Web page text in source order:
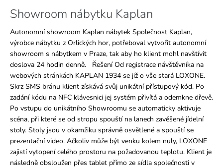
Showroom nábytku Kaplan
Autonomní showroom Kaplan nábytek Společnost Kaplan,
výrobce nábytku z Orlických hor, potřeboval vytvořit autonomní
showroom s nábytkem v Praze, tak aby ho klient mohl navštívit
doslova 24 hodin denně. Řešení Od registrace návštěvníka na
webových stránkách KAPLAN 1934 se již o vše stará LOXONE.
Skrz SMS bránu klient získává svůj unikátní přístupový kód. Po
zadání kódu na NFC klávesnici jej systém přivítá a odemkne dřevě.
Po vstupu do unikátního Showroomu se automaticky aktivuje
scéna, při které se od stropu spouští na lanech zavěšené jídelní
stoly. Stoly jsou v okamžiku správně osvětlené a spouští se
prezentační video. Ačkoliv může být venku kolem nuly, LOXONE
zajistí vytopení celého prostoru na požadovanou teplotu. Klient je
následně obsloužen přes tablet přímo ze sídla společnosti v
u
e
m
e